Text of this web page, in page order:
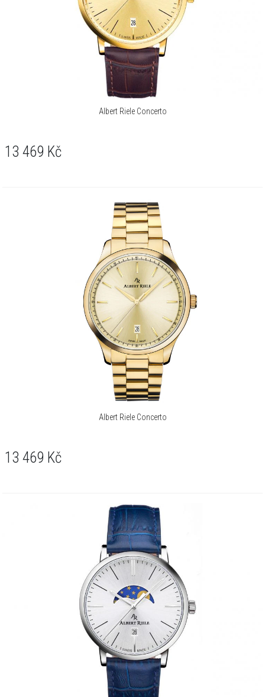
Albert Riele Concerto
13 469 Kč
Albert Riele Concerto
13 469 Kč